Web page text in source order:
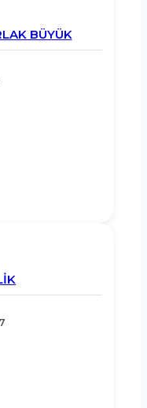
BÜYÜK